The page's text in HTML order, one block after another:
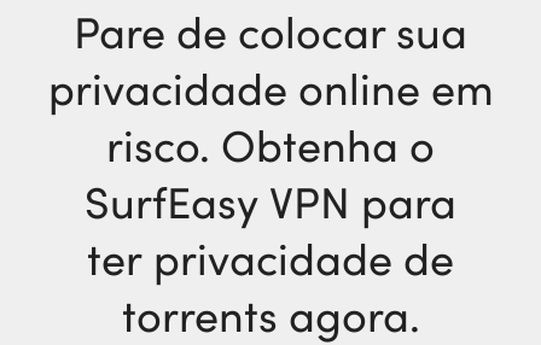
Pare de colocar sua
privacidade online em
risco. Obtenha o
SurfEasy VPN para
ter privacidade de
torrents agora.